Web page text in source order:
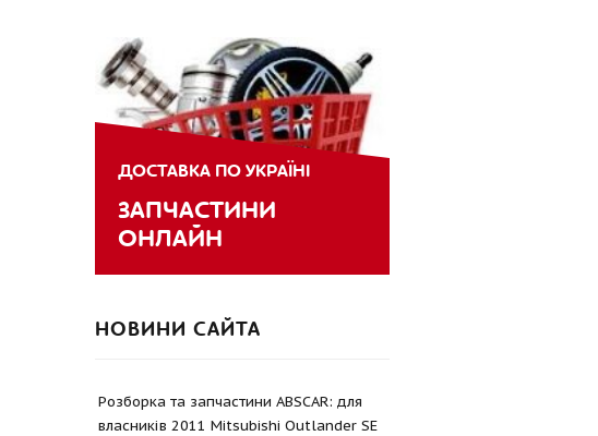
ДОСТАВКА ПО УКРАЇНІ
ЗАПЧАСТИНИ
ОНЛАЙН
НОВИНИ САЙТА
Розборка та запчастини ABSCAR: для
власників 2011 Mitsubishi Outlander SE